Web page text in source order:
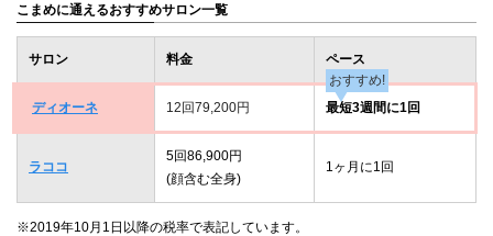
こまめに通えるおすすめサロン一覧
サロン 料金 ペース
ディオーネ 12回79,200円
おすすめ!
最短3週間に1回
ラココ
5回86,900円
(顔含む全身)
1ヶ月に1回
※2019年10月1日以降の税率で表記しています。